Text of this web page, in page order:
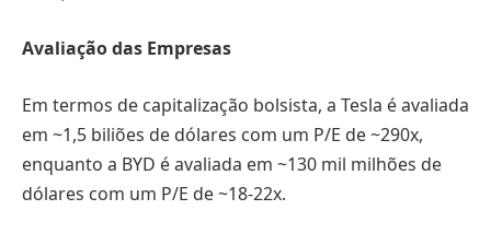
Avaliação das Empresas
Em termos de capitalização bolsista, a Tesla é avaliada
em ~1,5 biliões de dólares com um P/E de ~290x,
enquanto a BYD é avaliada em ~130 mil milhões de
dólares com um P/E de ~18-22x.